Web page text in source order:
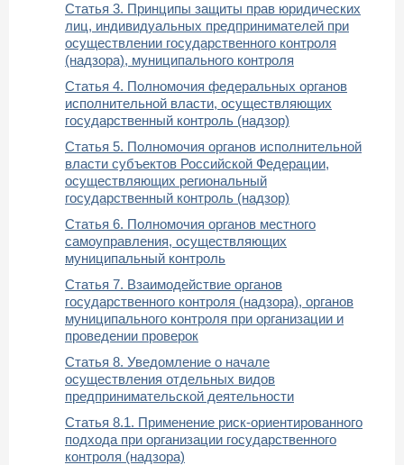
Статья 3. Принципы защиты прав юридических
лиц, индивидуальных предпринимателей при
осуществлении государственного контроля
(надзора), муниципального контроля
Статья 4. Полномочия федеральных органов
исполнительной власти, осуществляющих
государственный контроль (надзор)
Статья 5. Полномочия органов исполнительной
власти субъектов Российской Федерации,
осуществляющих региональный
государственный контроль (надзор)
Статья 6. Полномочия органов местного
самоуправления, осуществляющих
муниципальный контроль
Статья 7. Взаимодействие органов
государственного контроля (надзора), органов
муниципального контроля при организации и
проведении проверок
Статья 8. Уведомление о начале
осуществления отдельных видов
предпринимательской деятельности
Статья 8.1. Применение риск-ориентированного
подхода при организации государственного
контроля (надзора)